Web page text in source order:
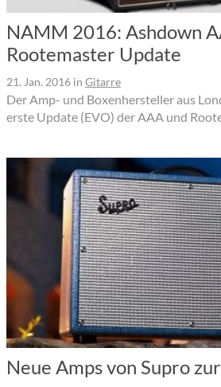
NAMM 2016: Ashdown
Rootemaster Update
21. Jan. 2016 in Gitarre
Der Amp- und Boxenhersteller aus
erste Update (EVO) der AAA und
Neue Amps von Supro